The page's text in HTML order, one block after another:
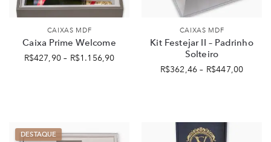
CAIXAS MDF
Caixa Prime Welcome
R$427,90 – R$1.156,90
CAIXAS MDF
Kit Festejar II – Padrinho
Solteiro
R$362,46 – R$447,00